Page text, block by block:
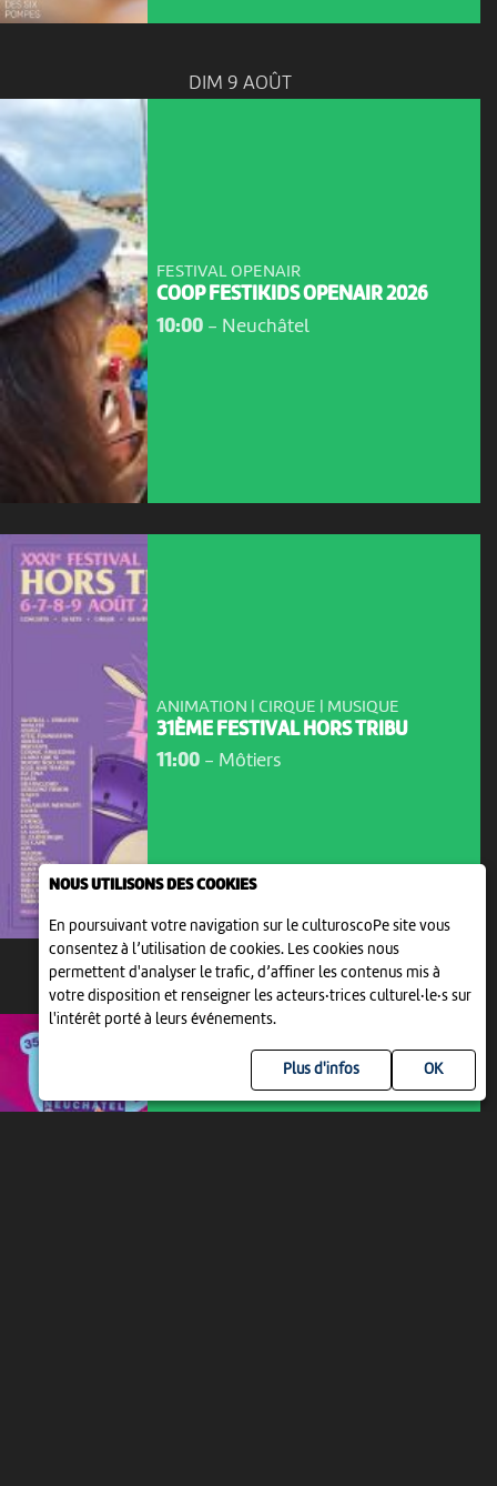
NOUS UTILISONS DES COOKIES
En poursuivant votre navigation sur le culturoscoPe site vous
consentez à l’utilisation de cookies. Les cookies nous
permettent d'analyser le trafic, d’affiner les contenus mis à
votre disposition et renseigner les acteurs·trices culturel·le·s sur
l'intérêt porté à leurs événements.
Plus d'infos
DIM 9 AOÛT
FESTIVAL OPENAIR
COOP FESTIKIDS OPENAIR 2026
10:00- Neuchâtel
ANIMATION | CIRQUE | MUSIQUE
31ÈME FESTIVAL HORS TRIBU
11:00- Môtiers
MAR 11 AOÛT